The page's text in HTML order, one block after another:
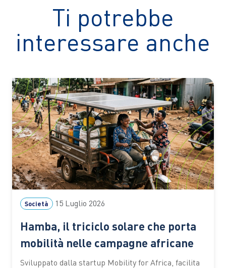
Ti potrebbe
interessare anche
Società 15 Luglio 2026
Hamba, il triciclo solare che porta
mobilità nelle campagne africane
Sviluppato dalla startup Mobility for Africa, facilita